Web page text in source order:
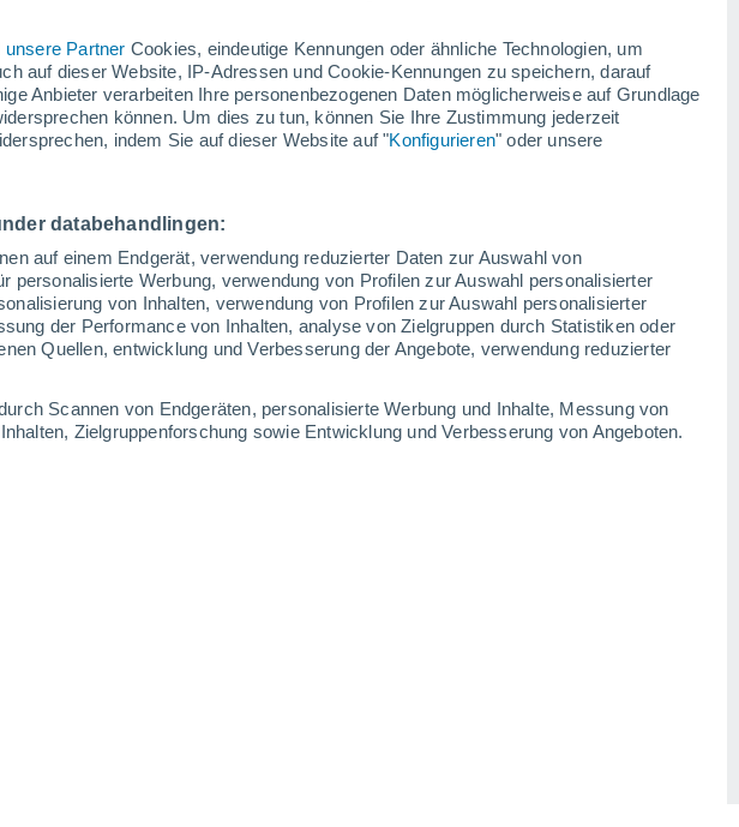
unsere Partner Cookies, eindeutige Kennungen oder ähnliche Technologien, um
auf dieser Website, IP-Adressen und Cookie-Kennungen zu speichern, darauf
Anbieter verarbeiten Ihre personenbezogenen Daten möglicherweise auf Grundlage
können. Um dies zu tun, können Sie Ihre Zustimmung jederzeit
indem Sie auf dieser Website auf "Konfigurieren" oder unsere
databehandlingen:
auf einem Endgerät, verwendung reduzierter Daten zur Auswahl von
personalisierte Werbung, verwendung von Profilen zur Auswahl personalisierter
von Inhalten, verwendung von Profilen zur Auswahl personalisierter
der Performance von Inhalten, analyse von Zielgruppen durch Statistiken oder
Quellen, entwicklung und Verbesserung der Angebote, verwendung reduzierter
Scannen von Endgeräten, personalisierte Werbung und Inhalte, Messung von
Zielgruppenforschung sowie Entwicklung und Verbesserung von Angeboten.
13°
7°
1°
San José de
Maipo
13°
3°
Melipilla
12°
7°
Villa Alhué